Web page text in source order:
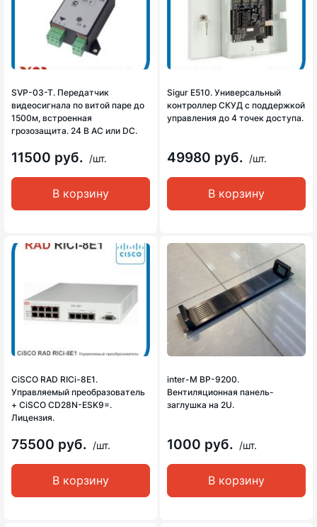
SVP-03-T. Передатчик
видеосигнала по витой паре до
1500м, встроенная
грозозащита. 24 В AC или DC.
11500 руб. /шт.
В корзину
Sigur E510. Универсальный
контроллер СКУД с поддержкой
управления до 4 точек доступа.
49980 руб. /шт.
В корзину
CiSCO RAD RICi-8E1.
Управляемый преобразователь
+ CiSCO CD28N-ESK9=.
Лицензия.
75500 руб. /шт.
В корзину
inter-M BP-9200.
Вентиляционная панель-
заглушка на 2U.
1000 руб. /шт.
В корзину